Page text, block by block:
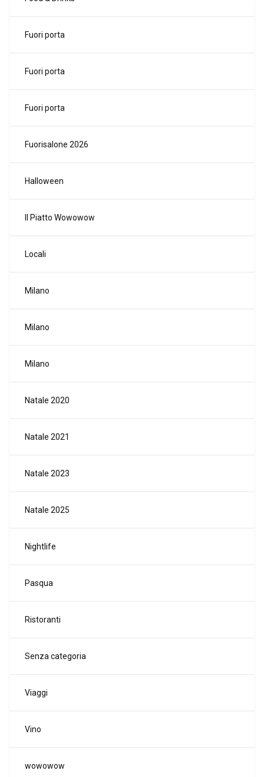
Fuori porta
Fuori porta
Fuori porta
Fuorisalone 2026
Halloween
Il Piatto Wowowow
Locali
Milano
Milano
Milano
Natale 2020
Natale 2021
Natale 2023
Natale 2025
Nightlife
Pasqua
Ristoranti
Senza categoria
Viaggi
Vino
wowowow